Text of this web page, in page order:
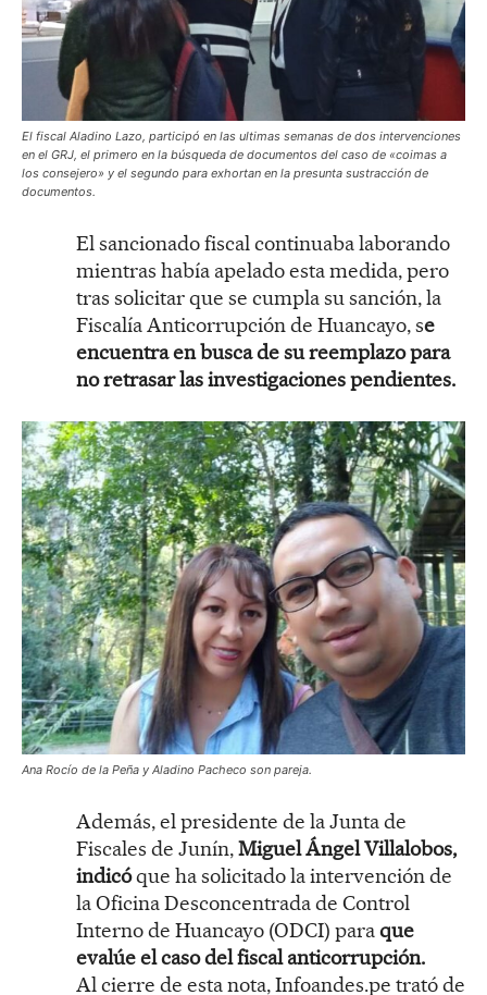
El fiscal Aladino Lazo, participó en las ultimas semanas de dos intervenciones
en el GRJ, el primero en la búsqueda de documentos del caso de «coimas a
los consejero» y el segundo para exhortan en la presunta sustracción de
documentos.
El sancionado fiscal continuaba laborando
mientras había apelado esta medida, pero
tras solicitar que se cumpla su sanción, la
Fiscalía Anticorrupción de Huancayo, se
encuentra en busca de su reemplazo para
no retrasar las investigaciones pendientes.
Ana Rocío de la Peña y Aladino Pacheco son pareja.
Además, el presidente de la Junta de
Fiscales de Junín,Miguel Ángel Villalobos,
indicóque ha solicitado la intervención de
la Oficina Desconcentrada de Control
Interno de Huancayo (ODCI) paraque
evalúe el caso del fiscal anticorrupción.
Al cierre de esta nota, Infoandes.pe trató de